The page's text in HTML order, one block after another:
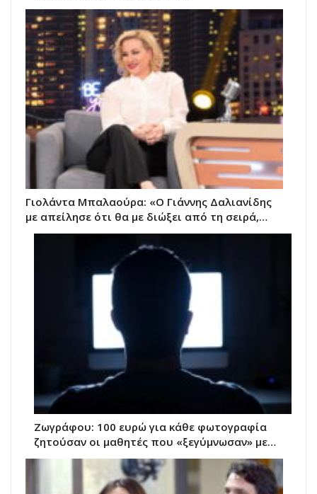
Γιολάντα Μπαλαούρα: «Ο Γιάννης Δαλιανίδης
με απείλησε ότι θα με διώξει από τη σειρά,…
Ζωγράφου: 100 ευρώ για κάθε φωτογραφία
ζητούσαν οι μαθητές που «ξεγύμνωσαν» με…